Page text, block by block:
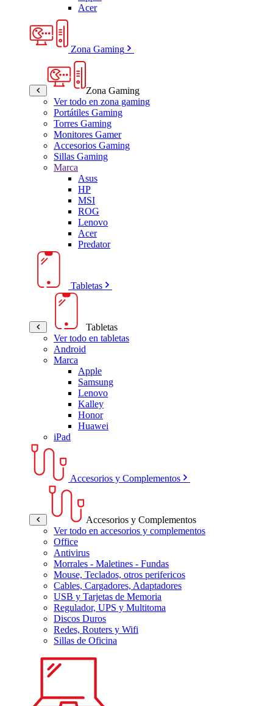
Acer
Zona Gaming
Zona Gaming
Ver todo en zona gaming
Portátiles Gaming
Torres Gaming
Monitores Gamer
Accesorios Gaming
Sillas Gaming
Marca
Asus
HP
MSI
ROG
Lenovo
Acer
Predator
Tabletas
Tabletas
Ver todo en tabletas
Android
Marca
Apple
Samsung
Lenovo
Kalley
Honor
Huawei
iPad
Accesorios y Complementos
Accesorios y Complementos
Ver todo en accesorios y complementos
Office
Antivirus
Morrales - Maletines - Fundas
Mouse, Teclados, otros perifericos
Cables, Cargadores, Adaptadores
USB y Tarjetas de Memoria
Regulador, UPS y Multitoma
Discos Duros
Redes, Routers y Wifi
Sillas de Oficina